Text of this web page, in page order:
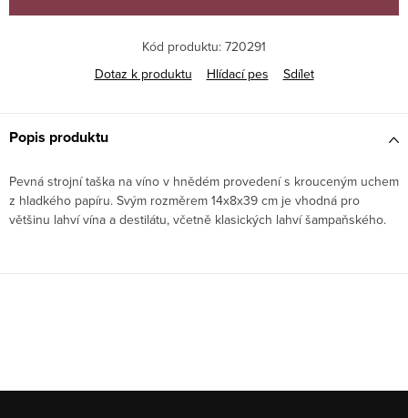
Kód produktu: 720291
Dotaz k produktu
Hlídací pes Sdílet
Popis produktu
Pevná strojní taška na víno v hnědém provedení s krouceným uchem
z hladkého papíru. Svým rozměrem 14x8x39 cm je vhodná pro
většinu lahví vína a destilátu, včetně klasických lahví šampaňského.